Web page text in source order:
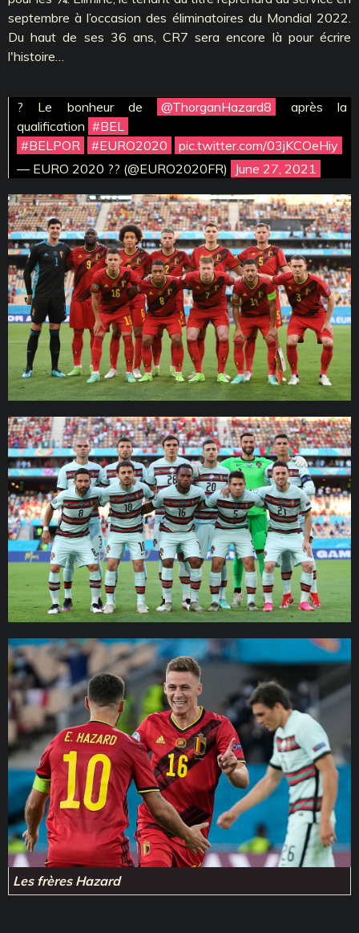
septembre à l’occasion des éliminatoires du Mondial 2022.
Du haut de ses 36 ans, CR7 sera encore là pour écrire
l'histoire…
? Le bonheur de @ThorganHazard8
après la
qualification #BEL
#BELPOR
#EURO2020
pic.twitter.com/03jKCOeHiy
— EURO 2020 ?? (@EURO2020FR)
June 27, 2021
Les frères Hazard